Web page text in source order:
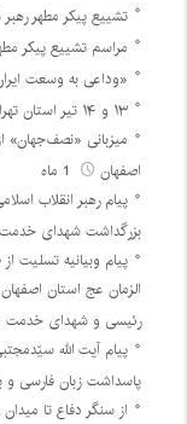
تشییع پیکر مطهر
مراسم تشییع پیکر
«وداعی به وسعت
۱۳ و ۱۴ تیر استان تهران و ۱۵ تیر کل کشور تعطیل است
میزبانی «نصف‌جهان»
اصفهان
پیام رهبر انقلاب
بزرگداشت شهدای خدمت
پیام وبیانیه
الزمان عج استان
رئیسی و شهدای خدمت
پاسداشت زبان فارسی و